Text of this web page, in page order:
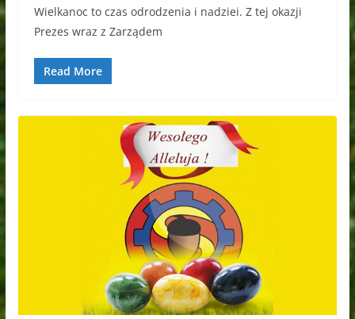
Wielkanoc to czas odrodzenia i nadziei. Z tej okazji
Prezes wraz z Zarządem
Read More